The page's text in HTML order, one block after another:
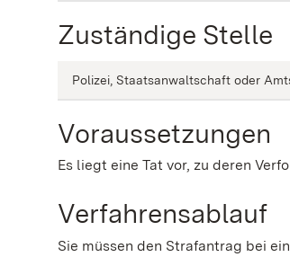
Zuständige Stelle
Polizei, Staatsanwaltschaft oder
Voraussetzungen
Es liegt eine Tat vor, zu deren
Verfahrensablauf
Sie müssen den Strafantrag bei